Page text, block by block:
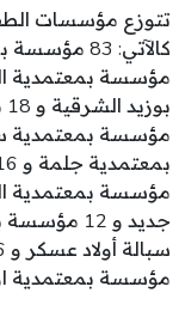
تتوزع مؤسسات
مؤسسة بمعتمدية